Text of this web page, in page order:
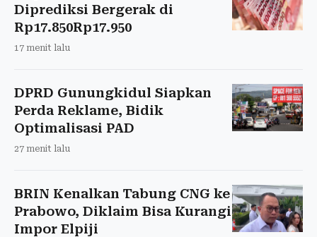
Diprediksi Bergerak di
Rp17.850Rp17.950
17 menit lalu
DPRD Gunungkidul Siapkan
Perda Reklame, Bidik
Optimalisasi PAD
27 menit lalu
BRIN Kenalkan Tabung CNG ke
Prabowo, Diklaim Bisa Kurangi
Impor Elpiji